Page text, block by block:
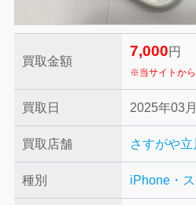
買取金額
7,000 円
※当サイトから
買取日 2025年03
買取店舗 さすがや
種別 iPhone・